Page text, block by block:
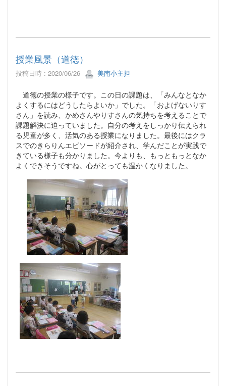
授業風景（道徳）
投稿日時 : 2020/06/26 美南小主担
道徳の授業の様子です。この日の課題は、「みんなとなか
よくするにはどうしたらよいか」でした。「およげないりす
さん」を読み、かめさんやりすさんの気持ちを考えることで
課題解決に迫っていました。自分の考えをしっかり伝えられ
る児童が多く、活気のある授業になりました。最後にはクラ
スでのきらりんエピソードが紹介され、学んだことが実践で
きている様子も分かりました。今よりも、もっともっとなか
よくできそうですね。心がとっても温かくなりました。